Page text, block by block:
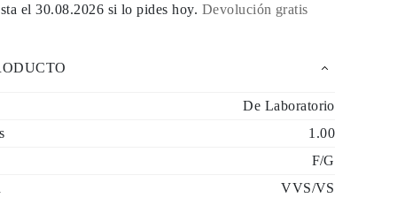
el30.08.2026 si lo pides hoy. Devolución gratis
De Laboratorio
1.00
F/G
VVS/VS